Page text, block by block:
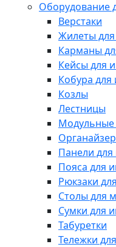
Оборудование
Верстаки
Жилеты
Карманы
Кейсы для
Кобура для
Козлы
Лестницы
Модульные
Панели для
Пояса для
Рюкзаки
Столы для
Сумки для
Табуретки
Тележки